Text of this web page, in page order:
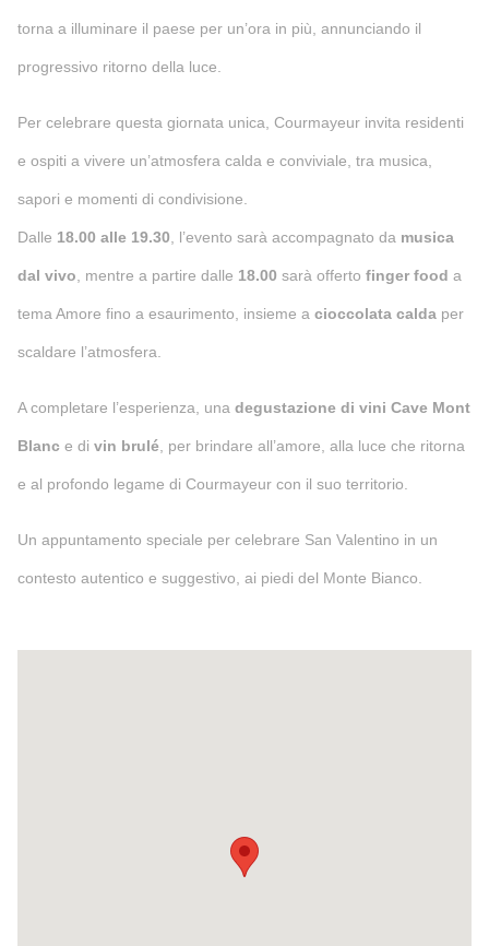
torna a illuminare il paese per un’ora in più, annunciando il
progressivo ritorno della luce.
Per celebrare questa giornata unica, Courmayeur invita residenti
e ospiti a vivere un’atmosfera calda e conviviale, tra musica,
sapori e momenti di condivisione.
Dalle 18.00 alle 19.30 , l’evento sarà accompagnato da musica
dal vivo , mentre a partire dalle 18.00 sarà offerto finger food a
tema Amore fino a esaurimento, insieme a cioccolata calda per
scaldare l’atmosfera.
A completare l’esperienza, una degustazione di vini Cave Mont
Blanc e di vin brulé , per brindare all’amore, alla luce che ritorna
e al profondo legame di Courmayeur con il suo territorio.
Un appuntamento speciale per celebrare San Valentino in un
contesto autentico e suggestivo, ai piedi del Monte Bianco.